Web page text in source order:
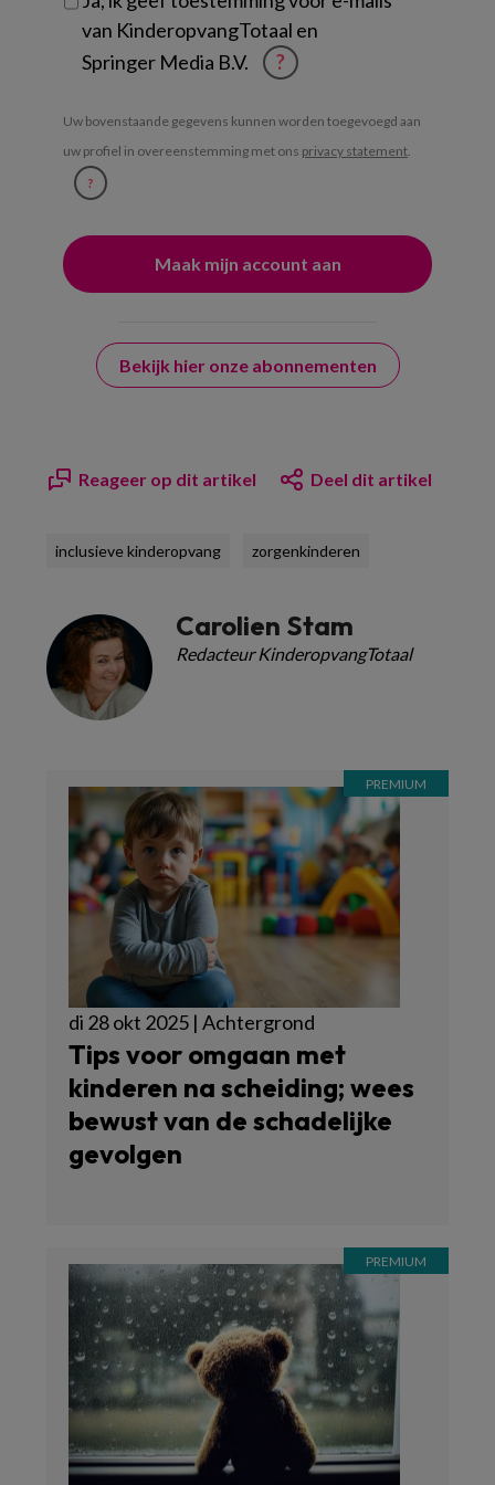
van KinderopvangTotaal en
Springer Media B.V.
?
Uw bovenstaande gegevens kunnen worden toegevoegd aan
uw profiel in overeenstemming met ons privacy statement.
?
Bekijk hier onze abonnementen
Reageer op dit artikel Deel dit artikel
inclusieve kinderopvang zorgenkinderen
Carolien Stam
Redacteur KinderopvangTotaal
di 28 okt 2025 | Achtergrond
Tips voor omgaan met
kinderen na scheiding; wees
bewust van de schadelijke
gevolgen